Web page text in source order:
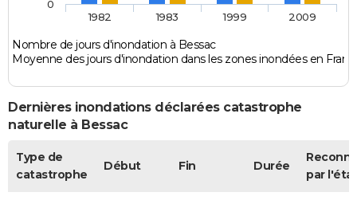
Nombre de jours d'inondation à Bessac
Moyenne des jours d'inondation dans les zones inondées en
1982 1983 1999 2009
0
Dernières inondations déclarées catastrophe
naturelle à Bessac
Type de
catastrophe
Début Fin Durée
par l'état